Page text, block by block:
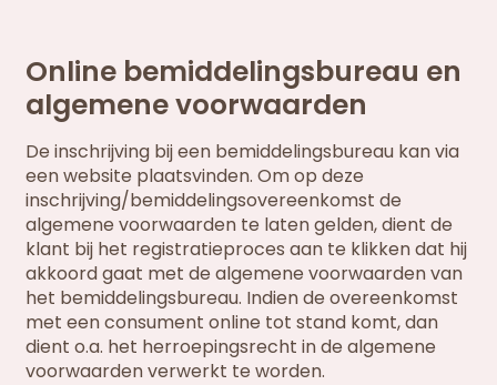
Online bemiddelingsbureau en
algemene voorwaarden
De inschrijving bij een bemiddelingsbureau kan via
een website plaatsvinden. Om op deze
inschrijving/bemiddelingsovereenkomst de
algemene voorwaarden te laten gelden, dient de
klant bij het registratieproces aan te klikken dat hij
akkoord gaat met de algemene voorwaarden van
het bemiddelingsbureau. Indien de overeenkomst
met een consument online tot stand komt, dan
dient o.a. het herroepingsrecht in de algemene
voorwaarden verwerkt te worden.